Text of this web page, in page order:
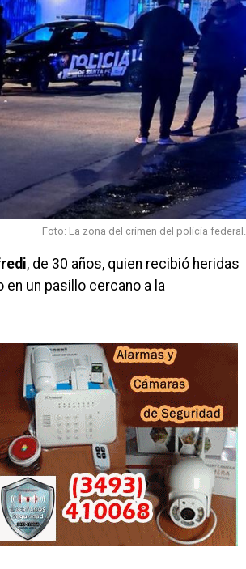
Foto: La zona del crimen del policía federal.
, de 30 años, quien recibió heridas
un pasillo cercano a la